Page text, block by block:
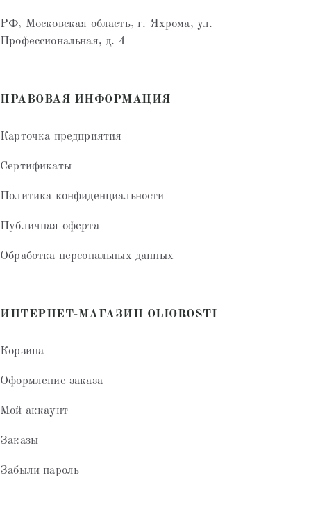
РФ, Московская область, г. Яхрома, ул.
Профессиональная, д. 4
ПРАВОВАЯ ИНФОРМАЦИЯ
Карточка предприятия
Сертификаты
Политика конфиденциальности
Публичная оферта
Обработка персональных данных
ИНТЕРНЕТ-МАГАЗИН OLIOROSTI
Корзина
Оформление заказа
Мой аккаунт
Заказы
Забыли пароль